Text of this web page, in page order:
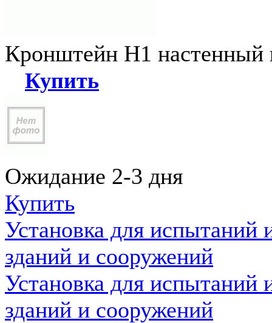
Кронштейн Н1
Купить
Ожидание 2-3 дня
Купить
Установка для испытаний
зданий и сооружений
Установка для испытаний
зданий и сооружений